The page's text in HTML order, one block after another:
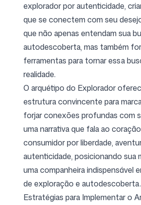
explorador por autenticidade,
que se conectem com seu
que não apenas entendam sua
autodescoberta, mas também
ferramentas para tornar essa
realidade.
O arquétipo do Explorador
estrutura convincente para
forjar conexões profundas com
uma narrativa que fala ao
consumidor por liberdade,
autenticidade, posicionando sua
uma companheira indispensável
de exploração e autodescoberta.
Estratégias para Implementar o